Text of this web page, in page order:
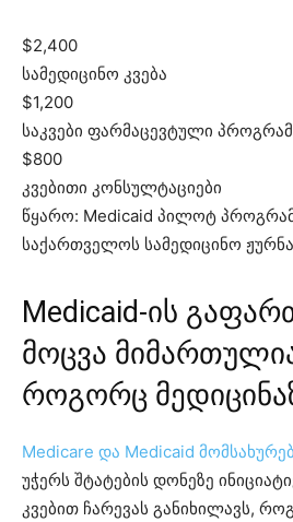
$2,400
სამედიცინო კვება
$1,200
საკვები ფარმაცევტული
$800
კვებითი კონსულტაციები
წყარო: Medicaid პილოტ
საქართველოს სამედიცინო
Medicaid-ის
მოცვა
როგორც
Medicare და Medicaid
უჭერს შტატების დონეზე
კვებით ჩარევას განიხილავს,